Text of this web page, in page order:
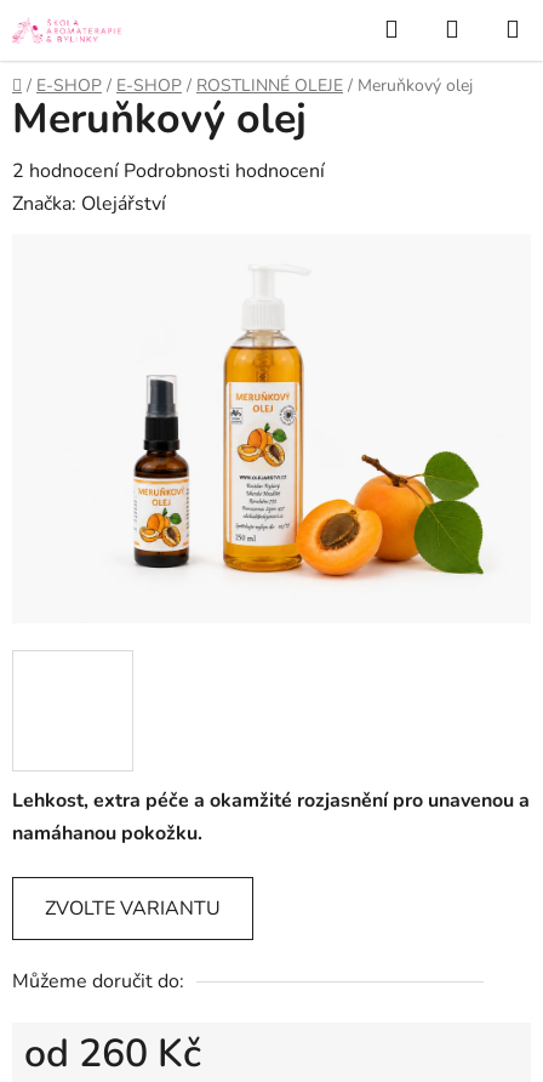
Přejít
na
obsah
Hledat
KOŠÍK
Domů
/ E-SHOP / E-SHOP / ROSTLINNÉ OLEJE / Meruňkový olej
Lehkost, extra péče a okamžité rozjasnění pro unavenou a
namáhanou pokožku.
ZVOLTE VARIANTU
Můžeme doručit do:
od 260 Kč
Meruňkový olej
Průměrné
hodnocení
2 hodnocení Podrobnosti hodnocení
Značka: Olejářství